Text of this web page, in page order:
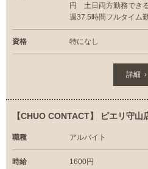
円 土日両方勤務でき
週37.5時間フルタイム
資格 特になし
詳細 ›
【CHUO CONTACT】 ピエリ守
職種 アルバイト
時給 1600円